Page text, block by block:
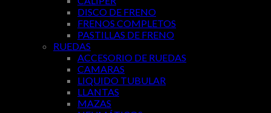
DISCO DE FRENO
FRENOS COMPLETOS
PASTILLAS DE FRENO
RUEDAS
ACCESORIO DE RUEDAS
CAMARAS
LIQUIDO TUBULAR
LLANTAS
MAZAS